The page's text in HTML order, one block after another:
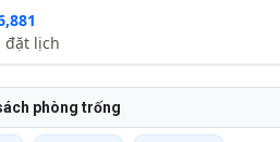
đặt lịch
phòng trống